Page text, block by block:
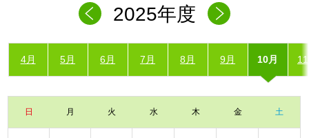
2025年度
4月 5月 6月 7月 8月 9月 10月
日 月 火 水 木 金 土